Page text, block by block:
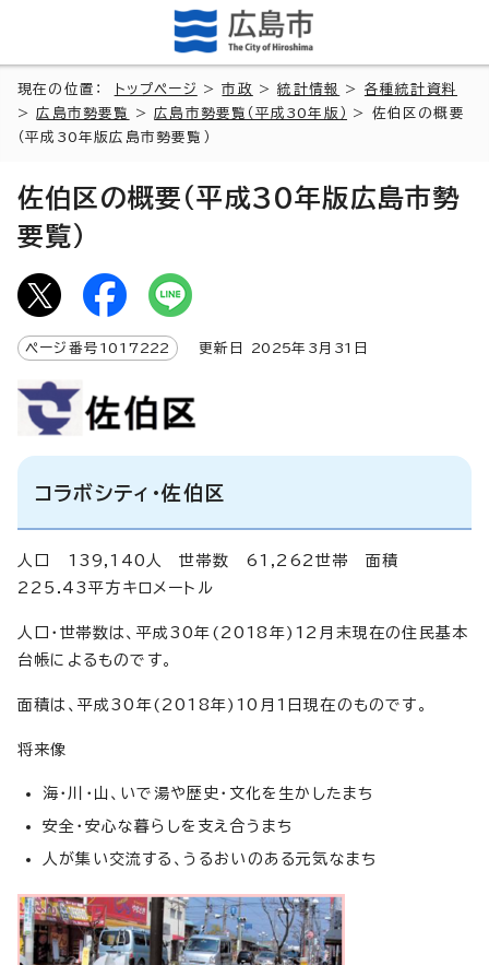
現在の位置： トップページ >市政 >統計情報 > 各種統計資料
>広島市勢要覧 >広島市勢要覧（平成30年版）
> 佐伯区の概要
（平成30年版広島市勢要覧）
佐伯区の概要（平成30年版広島市勢
要覧）
ページ番号 1017222 更新日 2025年3月 31 日
コラボシティ・佐伯区
人口 139,140人 世帯数 61,262世帯 面積
225.43平方キロメートル
人口・世帯数は、平成30年(2018年)12月末現在の住民基本
台帳によるものです。
面積は、平成30年(2018年)10月1日現在のものです。
将来像
海・川・山、いで湯や歴史・文化を生かしたまち
安全・安心な暮らしを支え合うまち
人が集い交流する、うるおいのある元気なまち